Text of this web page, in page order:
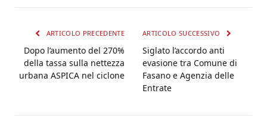
ARTICOLO PRECEDENTE
Dopo l’aumento del 270%
della tassa sulla nettezza
urbana ASPICA nel ciclone
ARTICOLO SUCCESSIVO
Siglato l’accordo anti
evasione tra Comune di
Fasano e Agenzia delle
Entrate